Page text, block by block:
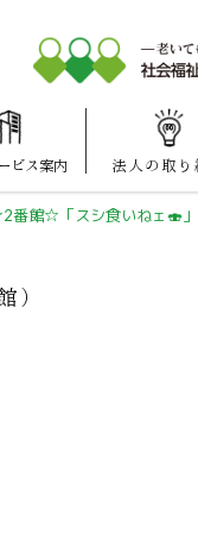
ビス案内
ウス
法人の 取り
番館☆「スシ食いねェ🍣」
）